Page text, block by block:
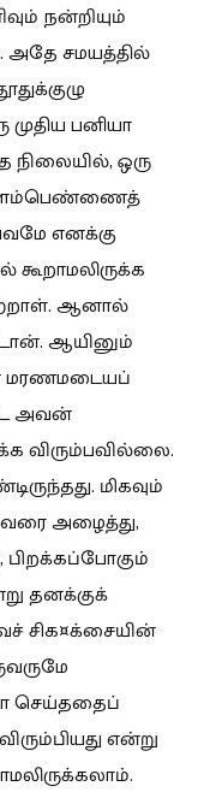
நன்றியும்
அதே சமயத்தில்
பனியா
நிலையில், ஒரு
இளம்பெண்ணைத்
எனக்கு
கூறாமலிருக்க
ஆனால்
ஆயினும்
மரணமடையப்
அவன்
விரும்பவில்லை.
மிகவும்
அழைத்து,
தனக்குக்
சிக¤க்சையின்
செய்ததைப்
என்று